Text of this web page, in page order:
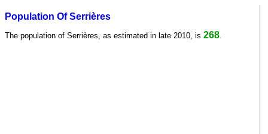
Population Of Serrières
The population of Serrières, as estimated in late 2010, is 268